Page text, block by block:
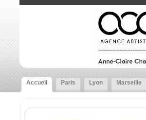
Accueil Paris Lyon Marseille